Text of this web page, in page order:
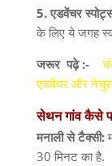
5. एडवेंचर
के लिए ये जगह
जरूर पढ़े :-
एडवेंचर और
सेथनगांवकैसे
मनाली से टैक्सी:
30 मिनट का है.